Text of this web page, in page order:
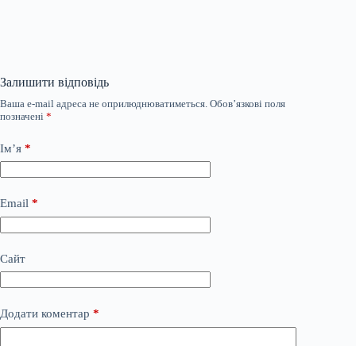
Залишити відповідь
Ваша e-mail адреса не оприлюднюватиметься. Обов’язкові поля
позначені *
Ім’я *
Email *
Сайт
Додати коментар *